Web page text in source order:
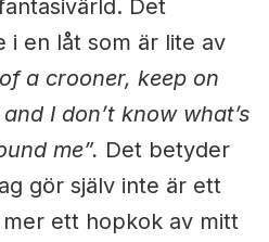
Det
i en låt som är lite av
a crooner, keep on
I don’t know what’s
me”. Det betyder
gör själv inte är ett
ett hopkok av mitt